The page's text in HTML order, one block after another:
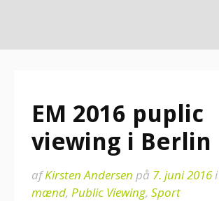
EM 2016 puplic
viewing i Berlin
afKirsten Andersen på 7. juni 2016i
mænd, Public Viewing, Sport